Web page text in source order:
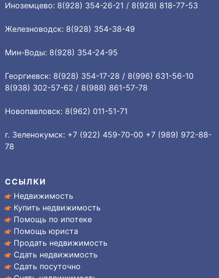
Иноземцево: 8(928) 354-26-21 / 8(928) 818-77-53
Железноводск: 8(928) 354-38-49
Мин-Воды: 8(928) 354-24-95
Георгиевск: 8(928) 354-17-28 / 8(996) 631-56-10
8(938) 302-57-62 / 8(988) 861-57-78
Новопавловск: 8(962) 011-51-71
г. Зеленокумск: +7 (922) 459-70-00 +7 (989) 972-88-
78
ССЫЛКИ
Недвижимость
Купить недвижимость
Помощь по ипотеке
Помощь юриста
Продать недвижимость
Сдать недвижимость
Сдать посуточно